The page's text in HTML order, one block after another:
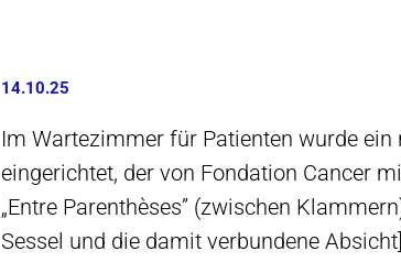
14.10.25
Im Wartezimmer für Patienten wurde
eingerichtet, der von Fondation Cancer
„Entre Parenthèses” (zwischen
Sessel und die damit verbundene